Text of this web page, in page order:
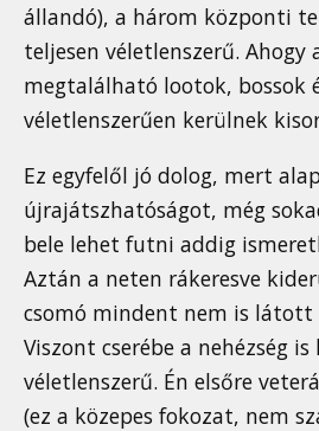
állandó), a három központi
teljesen véletlenszerű. Ahogy
megtalálható lootok, bossok
véletlenszerűen kerülnek
Ez egyfelől jó dolog, mert
újrajátszhatóságot, még
bele lehet futni addig
Aztán a neten rákeresve
csomó mindent nem is látott
Viszont cserébe a nehézség
véletlenszerű. Én elsőre
(ez a közepes fokozat, nem